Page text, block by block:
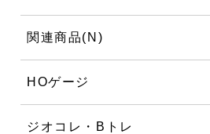
関連商品(N)
HOゲージ
ジオコレ・Bトレ